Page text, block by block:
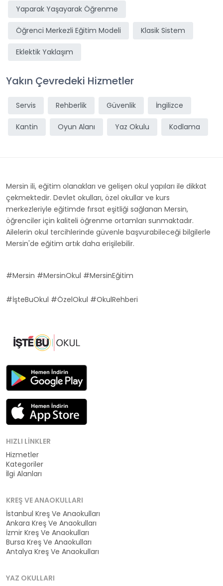
Yaparak Yaşayarak Öğrenme
Öğrenci Merkezli Eğitim Modeli Klasik Sistem
Eklektik Yaklaşım
Yakın Çevredeki Hizmetler
Servis Rehberlik Güvenlik İngilizce
Kantin Oyun Alanı Yaz Okulu Kodlama
Mersin ili, eğitim olanakları ve gelişen okul yapıları ile dikkat
çekmektedir. Devlet okulları, özel okullar ve kurs
merkezleriyle eğitimde fırsat eşitliği sağlanan Mersin,
öğrenciler için kaliteli öğrenme ortamları sunmaktadır.
Ailelerin okul tercihlerinde güvenle başvurabileceği bilgilerle
Mersin'de eğitim artık daha erişilebilir.
#Mersin #MersinOkul #MersinEğitim
#İşteBuOkul #ÖzelOkul #OkulRehberi
HIZLI LINKLER
Hizmetler
Kategoriler
İlgi Alanları
KREŞ VE ANAOKULLARI
İstanbul Kreş Ve Anaokulları
Ankara Kreş Ve Anaokulları
İzmir Kreş Ve Anaokulları
Bursa Kreş Ve Anaokulları
Antalya Kreş Ve Anaokulları
YAZ OKULLARI